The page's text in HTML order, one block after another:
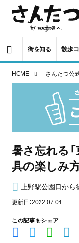
街を知る 散歩
HOME さんたつ公
暑さ忘れる
具の楽しみ
上野駅公園口から
更新日：2022.07.04
この記事をシェア